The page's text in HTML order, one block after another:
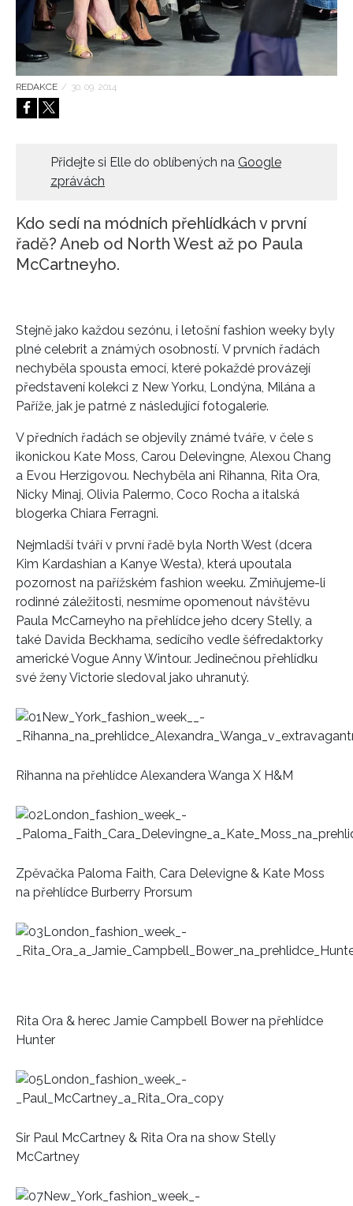
HOME
REDAKCE / 30. 09. 2014
Přidejte si Elle do oblíbených na Google
zprávách
Kdo sedí na módních přehlídkách v první
řadě? Aneb od North West až po Paula
McCartneyho.
Stejně jako každou sezónu, i letošní fashion weeky byly
plné celebrit a známých osobností. V prvních řadách
nechyběla spousta emocí, které pokaždé provázejí
představení kolekci z New Yorku, Londýna, Milána a
Paříže, jak je patrné z následující fotogalerie.
V předních řadách se objevily známé tváře, v čele s
ikonickou Kate Moss, Carou Delevingne, Alexou Chang
a Evou Herzigovou. Nechyběla ani Rihanna, Rita Ora,
Nicky Minaj, Olivia Palermo, Coco Rocha a italská
blogerka Chiara Ferragni.
Nejmladší tváří v první řadě byla North West (dcera
Kim Kardashian a Kanye Westa), která upoutala
pozornost na pařížském fashion weeku. Zmiňujeme-li
rodinné záležitosti, nesmíme opomenout návštěvu
Paula McCarneyho na přehlídce jeho dcery Stelly, a
také Davida Beckhama, sedícího vedle šéfredaktorky
americké Vogue Anny Wintour. Jedinečnou přehlídku
své ženy Victorie sledoval jako uhranutý.
Rihanna na přehlídce Alexandera Wanga X H&M
Zpěvačka Paloma Faith, Cara Delevigne & Kate Moss
na přehlídce Burberry Prorsum
Rita Ora & herec Jamie Campbell Bower na přehlídce
Hunter
Sir Paul McCartney & Rita Ora na show Stelly
McCartney